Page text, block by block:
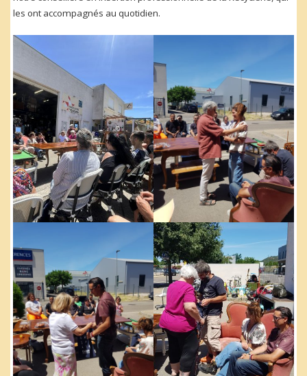
les ont accompagnés au quotidien.